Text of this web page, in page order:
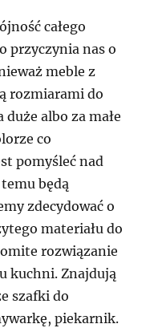
całego
przyczynia nas o
meble z
rozmiarami do
duże albo za małe
co
pomyśleć nad
będą
zdecydować o
materiału do
rozwiązanie
kuchni. Znajdują
szafki do
piekarnik.